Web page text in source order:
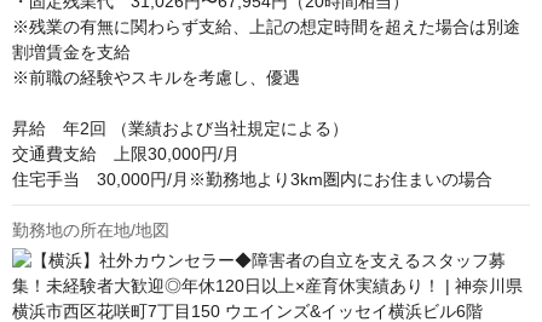
※残業の有無に関わらず支給、上記の想定時間を超えた場合は別途
割増賃金を支給
※前職の経験やスキルを考慮し、優遇
昇給　年2回 （業績および当社規定による）
交通費支給　上限30,000円/月
住宅手当　30,000円/月※勤務地より3km圏内にお住まいの場合
勤務地の所在地/地図